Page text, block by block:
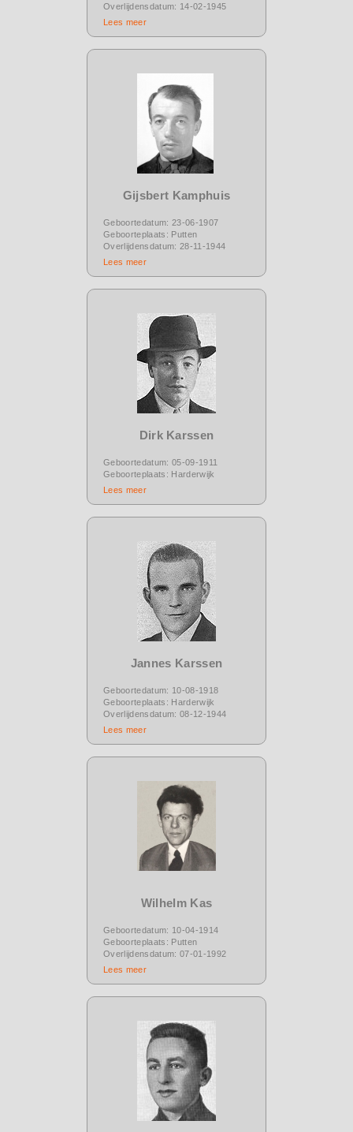
Overlijdensdatum: 14-02-1945
Lees meer
Gijsbert Kamphuis
Geboortedatum: 23-06-1907
Geboorteplaats: Putten
Overlijdensdatum: 28-11-1944
Lees meer
Dirk Karssen
Geboortedatum: 05-09-1911
Geboorteplaats: Harderwijk
Lees meer
Jannes Karssen
Geboortedatum: 10-08-1918
Geboorteplaats: Harderwijk
Overlijdensdatum: 08-12-1944
Lees meer
Wilhelm Kas
Geboortedatum: 10-04-1914
Geboorteplaats: Putten
Overlijdensdatum: 07-01-1992
Lees meer